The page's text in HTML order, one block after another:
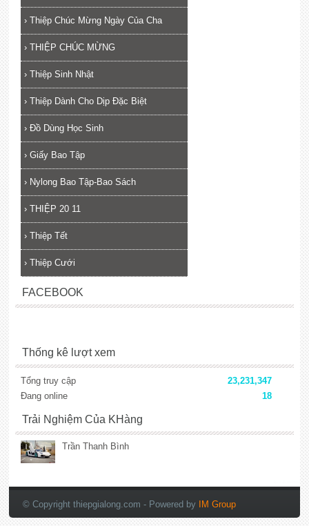
› Thiệp Chúc Mừng Ngày Của Cha
› THIỆP CHÚC MỪNG
› Thiệp Sinh Nhật
› Thiệp Dành Cho Dịp Đặc Biệt
› Đồ Dùng Học Sinh
› Giấy Bao Tập
› Nylong Bao Tập-Bao Sách
› THIỆP 20 11
› Thiệp Tết
› Thiệp Cưới
FACEBOOK
Thống kê lượt xem
Tổng truy cập
23,231,347
Đang online
18
Trải Nghiệm Của KHàng
Trần Thanh Bình
© Copyright thiepgialong.com - Powered by IM Group